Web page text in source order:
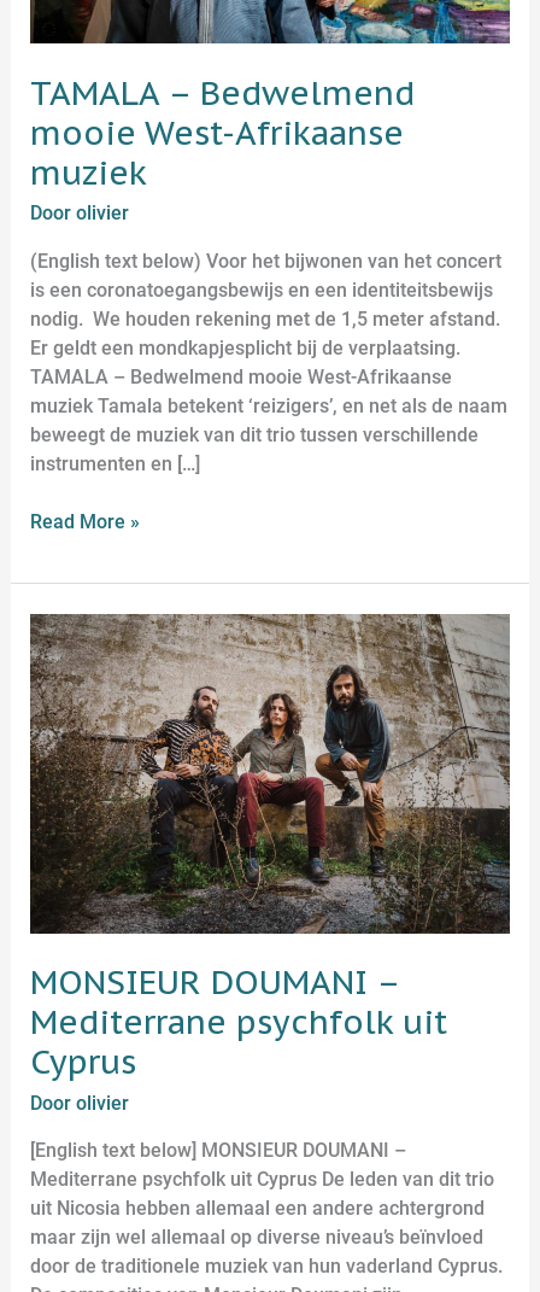
TAMALA – Bedwelmend
mooie West-Afrikaanse
muziek
Doorolivier
(English text below) Voor het bijwonen van het concert
is een coronatoegangsbewijs en een identiteitsbewijs
nodig. We houden rekening met de 1,5 meter afstand.
Er geldt een mondkapjesplicht bij de verplaatsing.
TAMALA – Bedwelmend mooie West-Afrikaanse
muziek Tamala betekent ‘reizigers’, en net als de naam
beweegt de muziek van dit trio tussen verschillende
instrumenten en […]
Read More »
MONSIEUR DOUMANI –
Mediterrane psychfolk uit
Cyprus
Doorolivier
[English text below] MONSIEUR DOUMANI –
Mediterrane psychfolk uit Cyprus De leden van dit trio
uit Nicosia hebben allemaal een andere achtergrond
maar zijn wel allemaal op diverse niveau’s beïnvloed
door de traditionele muziek van hun vaderland Cyprus.
MONSIEUR
DOUMANI
–
Mediterrane
psychfolk
uit
Cyprus